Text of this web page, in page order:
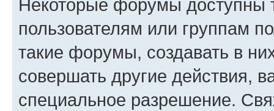
Некоторые форумы доступны
пользователям или группам
такие форумы, создавать в
совершать другие действия,
специальное разрешение.